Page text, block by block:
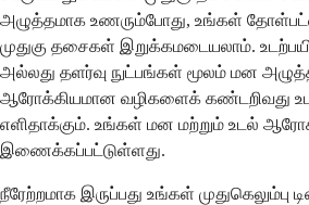
அழுத்தமாக உணரும்போது, ​​உங்கள்
முதுகு தசைகள் இறுக்கமடையலாம்.
அல்லது தளர்வு நுட்பங்கள் மூலம் மன
ஆரோக்கியமான வழிகளைக் கண்டறிவது
எளிதாக்கும். உங்கள் மன மற்றும் உடல்
இணைக்கப்பட்டுள்ளது.
நீரேற்றமாக இருப்பது உங்கள் முதுகெலும்பு